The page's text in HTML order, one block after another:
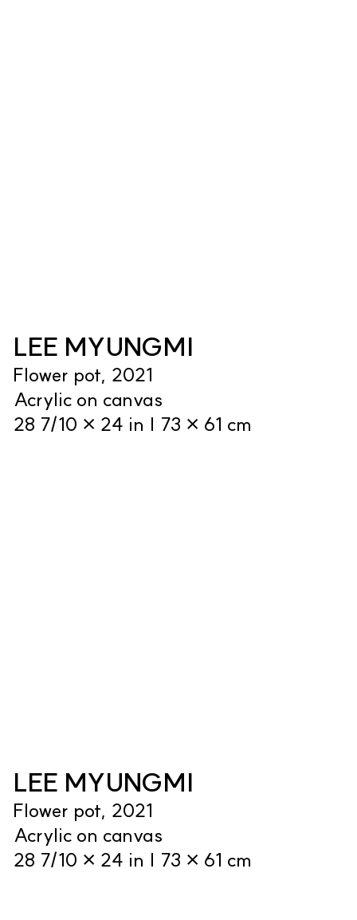
LEE MYUNGMI
Flower pot, 2021
Acrylic on canvas
28 7/10 × 24 in | 73 × 61 cm
LEE MYUNGMI
Flower pot, 2021
Acrylic on canvas
28 7/10 × 24 in | 73 × 61 cm